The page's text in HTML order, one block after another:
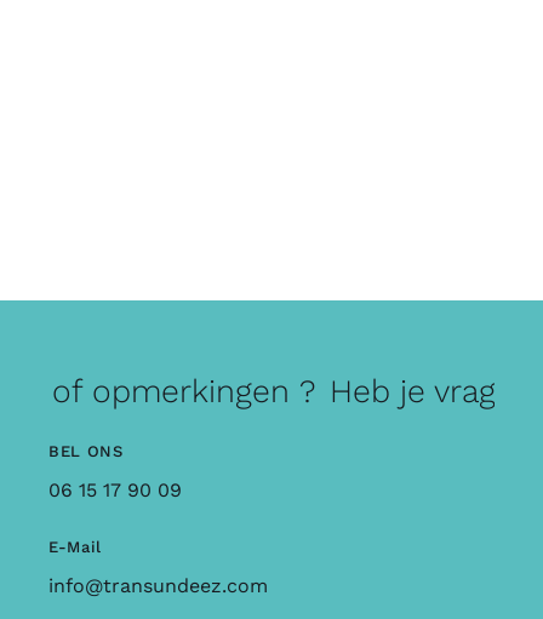
of opmerkingen ? Heb je
BEL ONS
06 15 17 90 09
E-Mail
info@transundeez.com